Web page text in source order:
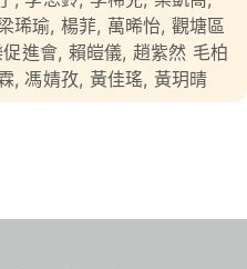
琋瑜, 楊菲, 萬晞怡, 觀塘區
進會, 賴皚儀, 趙紫然 毛柏
,馮婧孜, 黃佳瑤, 黃玥晴